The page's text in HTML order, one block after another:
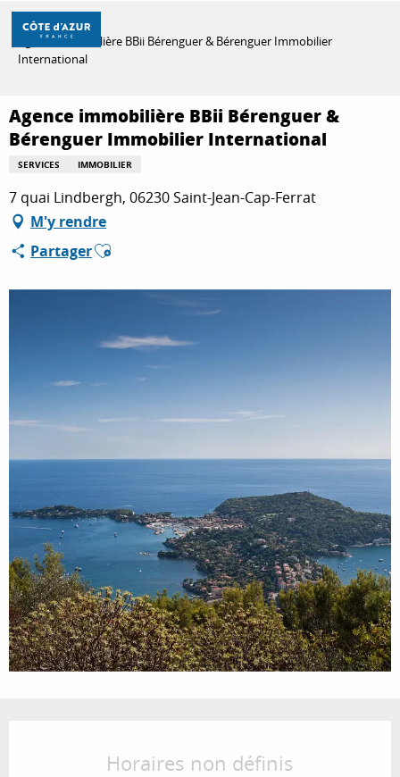
Aller
contenu
À FAIRE
SÉJOURNER
Accueil
Agence immobilière BBii Bérenguer & Bérenguer Immobilier
International
Agence immobilière BBii Bérenguer &
Bérenguer Immobilier International
SERVICES IMMOBILIER
7 quai Lindbergh, 06230 Saint-Jean-Cap-Ferrat
M'y rendre
PartagerAjouter aux favoris
Horaires non définis